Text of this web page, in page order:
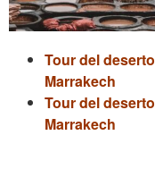
Tour del
Marrakech
Tour del
Marrakech